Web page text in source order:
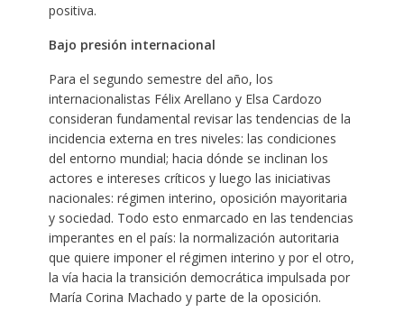
positiva.
Bajo presión internacional
Para el segundo semestre del año, los
internacionalistas Félix Arellano y Elsa Cardozo
consideran fundamental revisar las tendencias de la
incidencia externa en tres niveles: las condiciones
del entorno mundial; hacia dónde se inclinan los
actores e intereses críticos y luego las iniciativas
nacionales: régimen interino, oposición mayoritaria
y sociedad. Todo esto enmarcado en las tendencias
imperantes en el país: la normalización autoritaria
que quiere imponer el régimen interino y por el otro,
la vía hacia la transición democrática impulsada por
María Corina Machado y parte de la oposición.